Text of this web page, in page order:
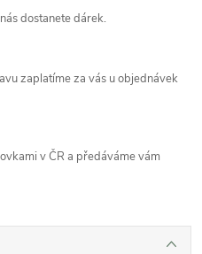
dostanete dárek.
zaplatíme za vás u objednávek
v ČR a předáváme vám